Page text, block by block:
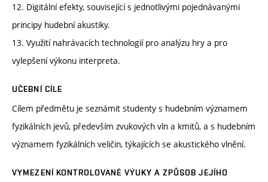
12. Digitální efekty, související s jednotlivými pojednávanými
principy hudební akustiky.
13. Využití nahrávacích technologií pro analýzu hry a pro
vylepšení výkonu interpreta.
UČEBNÍ CÍLE
Cílem předmětu je seznámit studenty s hudebním významem
fyzikálních jevů, především zvukových vln a kmitů, a s hudebním
významem fyzikálních veličin, týkajících se akustického vlnění.
VYMEZENÍ KONTROLOVANÉ VÝUKY A ZPŮSOB JEJÍHO